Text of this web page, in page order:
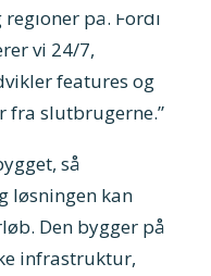
på. Fordi
vi 24/7,
features og
fra slutbrugerne.”
så
løsningen kan
Den bygger på
infrastruktur,